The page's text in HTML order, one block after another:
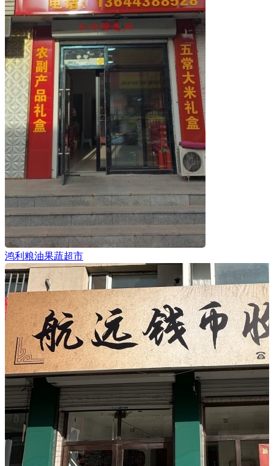
鸿利粮油果蔬超市